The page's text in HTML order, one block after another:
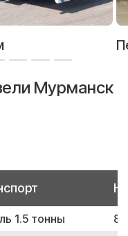
Мурманск
1.5 тонны